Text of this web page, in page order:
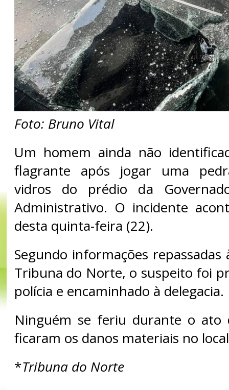
Foto: Bruno Vital
Um homem ainda não
flagrante após jogar uma
vidros do prédio da
Administrativo. O incidente
desta quinta-feira (22).
Segundo informações
Tribuna do Norte, o suspeito foi
polícia e encaminhado à delegacia.
Ninguém se feriu durante o ato
ficaram os danos materiais no
*Tribuna do Norte